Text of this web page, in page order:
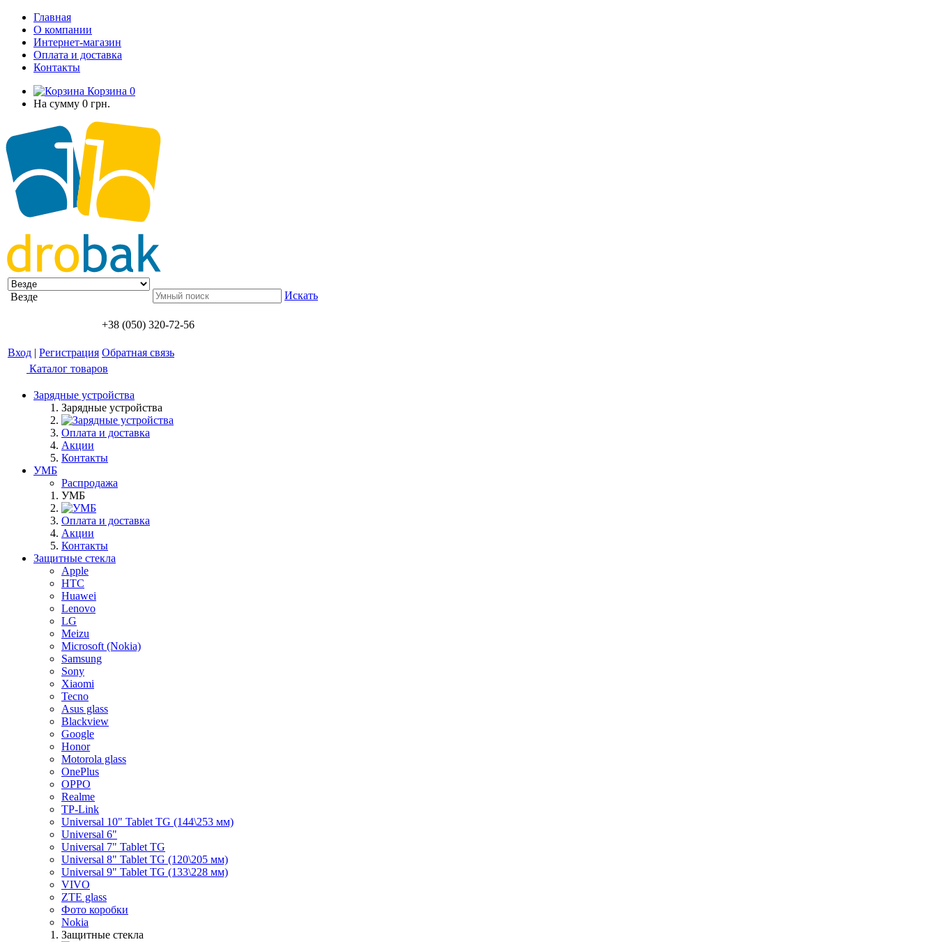
Главная
О компании
Интернет-магазин
Оплата и доставка
Контакты
Корзина 0
На сумму 0 грн.
Везде Искать
+38 (050) 320-72-56
Вход | Регистрация Обратная связь
Каталог товаров
Зарядные устройства
Зарядные устройства
Оплата и доставка
Акции
Контакты
УМБ
Распродажа
УМБ
Оплата и доставка
Акции
Контакты
Защитные стекла
Apple
HTC
Huawei
Lenovo
LG
Meizu
Microsoft (Nokia)
Samsung
Sony
Xiaomi
Tecno
Asus glass
Blackview
Google
Honor
Motorola glass
OnePlus
OPPO
Realme
TP-Link
Universal 10" Tablet TG (144\253 мм)
Universal 6"
Universal 7" Tablet TG
Universal 8" Tablet TG (120\205 мм)
Universal 9" Tablet TG (133\228 мм)
VIVO
ZTE glass
Фото коробки
Nokia
Защитные стекла